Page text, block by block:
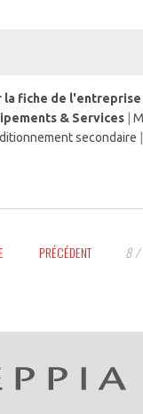
la fiche de l'entreprise
& Services
secondaire
PRÉCÉDENT 8 /